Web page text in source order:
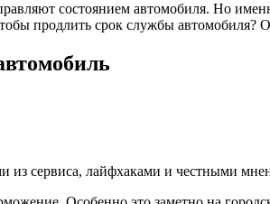
состоянием автомобиля. Но
продлить срок службы автомобиля?
сервиса, лайфхаками и честными